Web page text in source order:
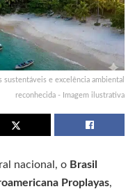
e excelência ambiental
reconhecida - Imagem ilustrativa
nacional, o Brasil
Proplayas,